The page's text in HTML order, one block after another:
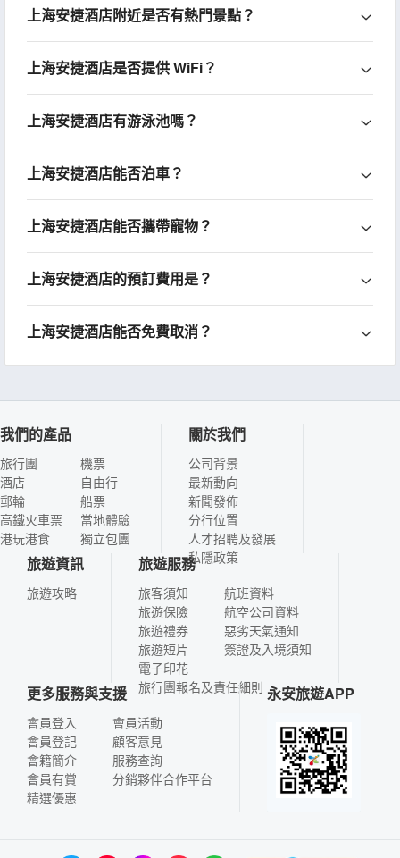
上海安捷酒店附近是否有熱門景點？
上海安捷酒店是否提供 WiFi？
上海安捷酒店有游泳池嗎？
上海安捷酒店能否泊車？
上海安捷酒店能否攜帶寵物？
上海安捷酒店的預訂費用是？
上海安捷酒店能否免費取消？
我們的產品
旅行團
酒店
郵輪
高鐵火車票
港玩港食
機票
自由行
船票
當地體驗
獨立包團
關於我們
公司背景
最新動向
新聞發佈
分行位置
人才招聘及發展
私隱政策
旅遊資訊
旅遊攻略
旅遊服務
旅客須知
旅遊保險
旅遊禮券
旅遊短片
電子印花
航班資料
航空公司資料
惡劣天氣通知
簽證及入境須知
旅行團報名及責任細則
更多服務與支援
會員登入
會員登記
會籍簡介
會員有賞
精選優惠
會員活動
顧客意見
服務查詢
分銷夥伴合作平台
永安旅遊APP